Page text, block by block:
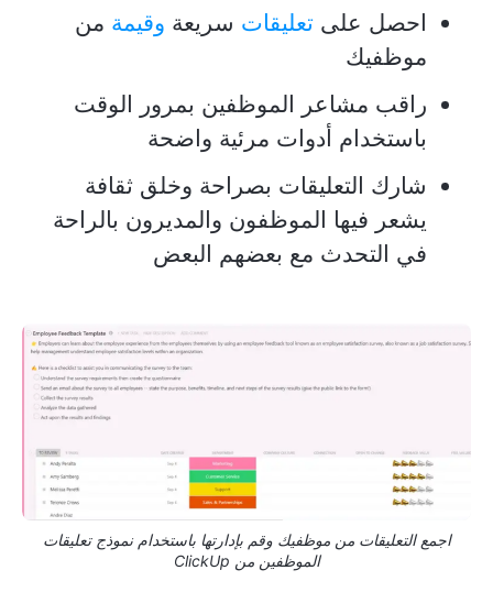
احصل على تعليقات سريعة وقيمة من
موظفيك
راقب مشاعر الموظفين بمرور الوقت
باستخدام أدوات مرئية واضحة
شارك التعليقات بصراحة وخلق ثقافة
يشعر فيها الموظفون والمديرون بالراحة
في التحدث مع بعضهم البعض
اجمع التعليقات من موظفيك وقم بإدارتها باستخدام نموذج تعليقات
الموظفين من ClickUp